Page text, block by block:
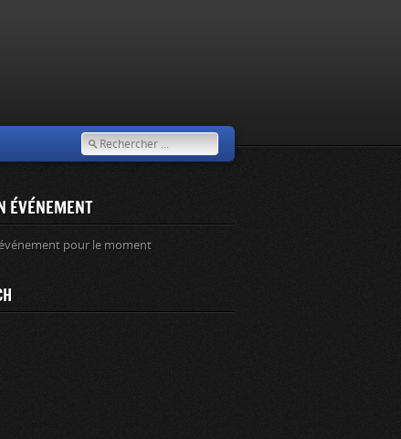
ÉVÉNEMENT
pour le moment